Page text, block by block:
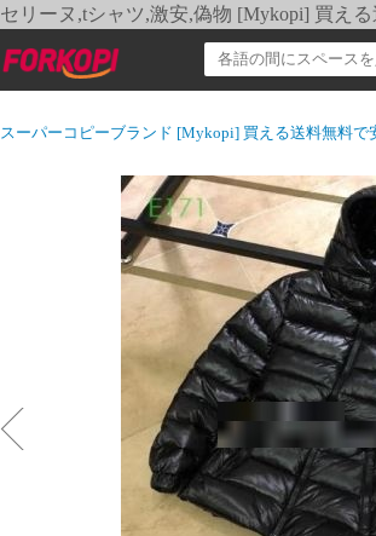
セリーヌ,tシャツ,激安,偽物 [Mykopi] 買え
スーパーコピーブランド [Mykopi] 買える送料無料で